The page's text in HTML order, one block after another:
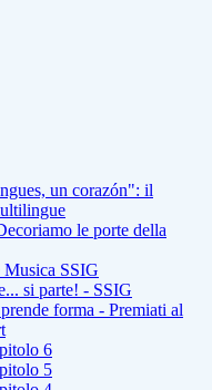
un corazón": il
le porte della
Musica SSIG
si parte! - SSIG
forma - Premiati al
6
5